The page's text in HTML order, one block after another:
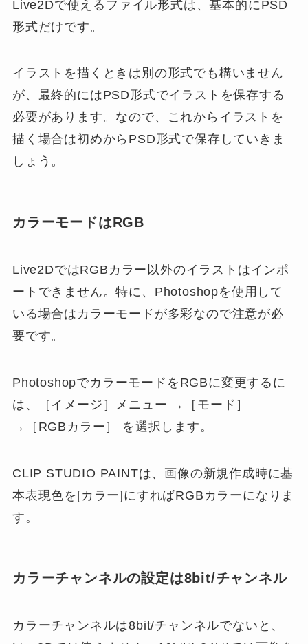
Live2Dで使えるファイル形式は、基本的にPSD
形式だけです。
イラストを描くときは別の形式でも構いません
が、最終的にはPSD形式でイラストを保存する
必要があります。なので、これからイラストを
描く場合は初めからPSD形式で保存していきま
しょう。
カラーモードはRGB
Live2DではRGBカラー以外のイラストはインポ
ートできません。特に、Photoshopを使用して
いる場合はカラーモードが多彩なので注意が必
要です。
PhotoshopでカラーモードをRGBに変更するに
は、［イメージ］メニュー →［モード］
→［RGBカラー］ を選択します。
CLIP STUDIO PAINTは、画像の新規作成時に基
本表現色を[カラー]にすればRGBカラーになりま
す。
カラーチャンネルの設定は8bit/チャンネル
カラーチャンネルは8bit/チャンネルでないと、